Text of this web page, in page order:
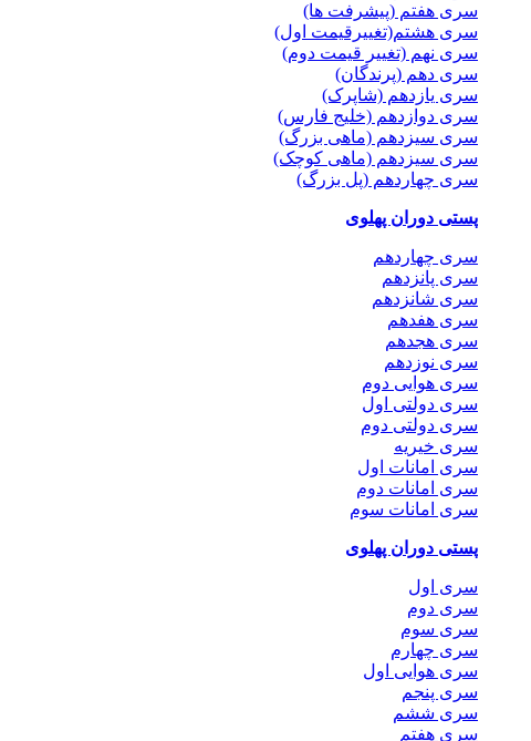
سری هفتم (پیشرفت ها)
سری هشتم(تغییرقیمت اول)
سری نهم (تغییر قیمت دوم)
سری دهم (پرندگان)
سری یازدهم (شاپرک)
سری دوازدهم (خلیج فارس)
سری سیزدهم (ماهی بزرگ)
سری سیزدهم (ماهی کوچک)
سری چهاردهم (پل بزرگ)
پستی دوران پهلوی
سری چهاردهم
سری پانزدهم
سری شانزدهم
سری هفدهم
سری هجدهم
سری نوزدهم
سری هوایی دوم
سری دولتی اول
سری دولتی دوم
سری خیریه
سری امانات اول
سری امانات دوم
سری امانات سوم
پستی دوران پهلوی
سری اول
سری دوم
سری سوم
سری چهارم
سری هوایی اول
سری پنجم
سری ششم
سری هفتم